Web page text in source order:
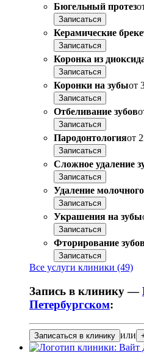
Бюгельный протез
Записаться
Керамические
Записаться
Коронка из
Записаться
Коронки на зубыот
Записаться
Отбеливание зубов
Записаться
Пародонтологияот
Записаться
Сложное удаление
Записаться
Удаление
Записаться
Украшения на зубы
Записаться
Фторирование
Записаться
Все услуги клиники (49)
Запись в клинику —
Петербургском:
Записаться в клинику или